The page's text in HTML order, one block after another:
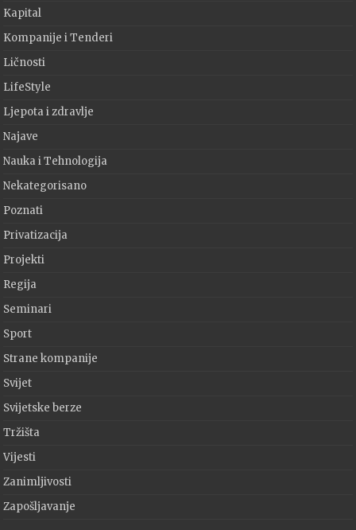
Kapital
Kompanije i Tenderi
Ličnosti
LifeStyle
Ljepota i zdravlje
Najave
Nauka i Tehnologija
Nekategorisano
Poznati
Privatizacija
Projekti
Regija
Seminari
Sport
Strane kompanije
Svijet
Svijetske berze
Tržišta
Vijesti
Zanimljivosti
Zapošljavanje